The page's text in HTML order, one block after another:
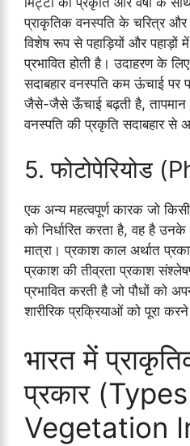
प्राकृतिक वनस्पति के चरित्र और
विशेष रूप से पहाड़ियों और पहाड़ों
प्रभावित होती है। उदाहरण के
सदाबहार वनस्पति कम ऊंचाई पर
जैसे-जैसे ऊँचाई बढ़ती है, तापमान
वनस्पति की प्रकृति सदाबहार से
5. फोटोपेरियोड
एक अन्य महत्वपूर्ण कारक जो
को निर्धारित करता है, वह है उनके
मात्रा। प्रकाश काल अर्थात
प्रकाश की तीव्रता प्रकाश
प्रभावित करती है जो पौधों को
शारीरिक प्रक्रियाओं को पूरा
भारत में
प्रकार
Vegetation